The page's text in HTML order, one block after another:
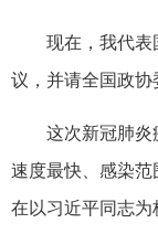
现在，我代表
议，并请全国政协
这次新冠肺炎
速度最快、感染范
在以习近平同志